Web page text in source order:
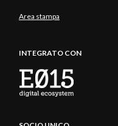
Area stampa
INTEGRATO CON